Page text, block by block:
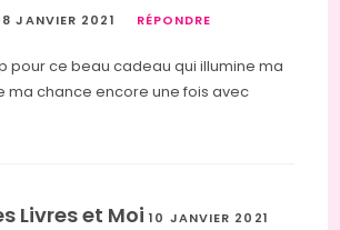
8 JANVIER 2021 RÉPONDRE
pour ce beau cadeau qui illumine ma
ma chance encore une fois avec
Livres et Moi10 JANVIER 2021